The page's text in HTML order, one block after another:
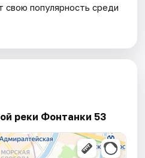
свою популярность среди
реки Фонтанки 53